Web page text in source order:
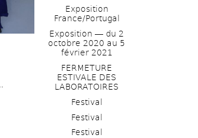
Exposition
France/Portugal
Exposition ― du 2
octobre 2020 au 5
février 2021
FERMETURE
ESTIVALE DES
LABORATOIRES
Festival
Festival
Festival